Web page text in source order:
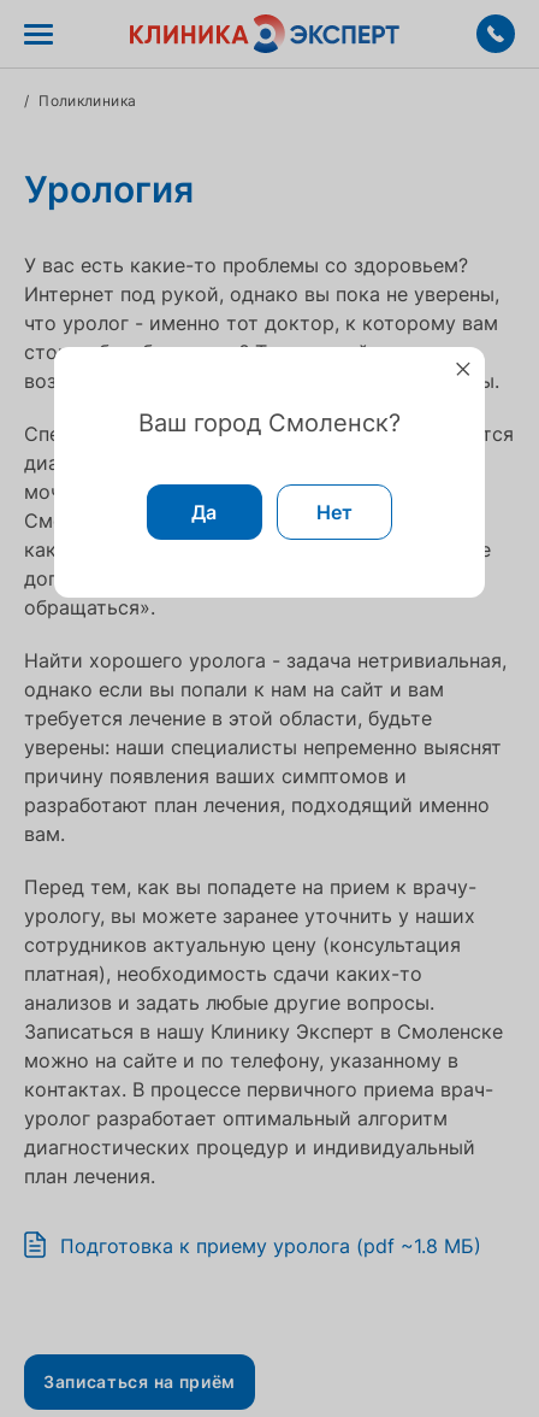
/ Поликлиника
Урология
У вас есть какие-то проблемы со здоровьем?
Интернет под рукой, однако вы пока не уверены,
что уролог - именно тот доктор, к которому вам
стоило бы обратиться? Тогда читайте далее –
возможно, вы получите ответы на свои вопросы.
Специалист в этой области медицины занимается
диагностикой и лечением заболеваний
мочеполовой системы в Клинике Эксперт в
Смоленске. Чтобы узнать, может ли быть у вас
какое-то урологических заболеваний, смотрите
дополнительно вкладку «Когда нужно
обращаться».
Найти хорошего уролога - задача нетривиальная,
однако если вы попали к нам на сайт и вам
требуется лечение в этой области, будьте
уверены: наши специалисты непременно выяснят
причину появления ваших симптомов и
разработают план лечения, подходящий именно
вам.
Перед тем, как вы попадете на прием к врачу-
урологу, вы можете заранее уточнить у наших
сотрудников актуальную цену (консультация
платная), необходимость сдачи каких-то
анализов и задать любые другие вопросы.
Записаться в нашу Клинику Эксперт в Смоленске
можно на сайте и по телефону, указанному в
контактах. В процессе первичного приема врач-
уролог разработает оптимальный алгоритм
диагностических процедур и индивидуальный
план лечения.
Подготовка к приему уролога (pdf ~1.8 МБ)
Записаться на приём
Ваш город Смоленск?
Да Нет